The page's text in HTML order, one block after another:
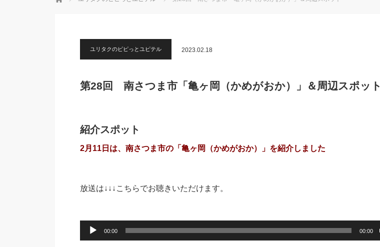
ユリタクのピピっとユピテル 2023.02.18
第28回 南さつま市「亀ヶ岡（かめがおか）」＆周辺スポット
紹介スポット
2月11日は、南さつま市の「亀ヶ岡（かめがおか）」を紹介しました
放送は↓↓↓こちらでお聴きいただけます。
00:00 00:00